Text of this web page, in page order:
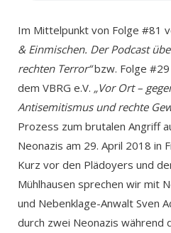
Im Mittelpunkt von Folge #81
& Einmischen. Der Podcast
rechten Terror“bzw. Folge
dem VBRG e.V. „Vor Ort –
Antisemitismus und rechte
Prozess zum brutalen Angriff
Neonazis am 29. April 2018 in
Kurz vor den Plädoyers und
Mühlhausen sprechen wir mit
und Nebenklage-Anwalt Sven
durch zwei Neonazis während